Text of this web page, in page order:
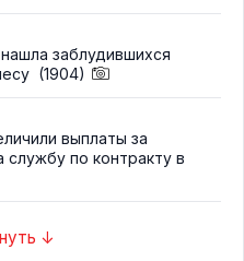
заблудившихся
(1904)
выплаты за
по контракту в
↓